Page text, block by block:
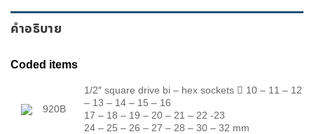
คำอธิบาย
Coded items
920B
1/2″ square drive bi – hex sockets  10 – 11 – 12
– 13 – 14 – 15 – 16
17 – 18 – 19 – 20 – 21 – 22 -23
24 – 25 – 26 – 27 – 28 – 30 – 32 mm